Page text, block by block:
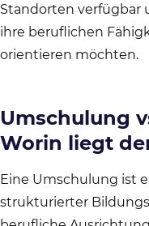
Standorten verfügbar
ihre beruflichen
orientieren möchten.
Umschulung
Worin liegt
Eine Umschulung ist
strukturierter